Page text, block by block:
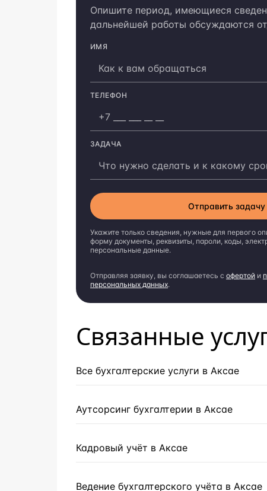
Опишите период, имеющиеся
дальнейшей работы обсуждаются
ИМЯ
ТЕЛЕФОН
ЗАДАЧА
Компания
Отправить задачу
Укажите только сведения, нужные для первого
форму документы, реквизиты, пароли, коды,
персональные данные.
Отправляя заявку, вы соглашаетесь с офертой и
персональных данных.
Связанные
Все бухгалтерские услуги в Аксае
Аутсорсинг бухгалтерии в Аксае
Кадровый учёт в Аксае
Ведение бухгалтерского учёта в Аксае